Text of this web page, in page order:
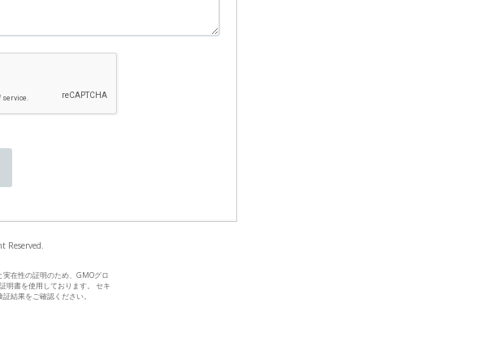
Reserved.
在性の証明のため、GMOグロ
明書を使用しております。 セキ
結果をご確認ください。